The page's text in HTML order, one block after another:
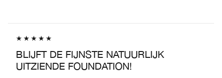
BLIJFT DE FIJNSTE NATUURLIJK
UITZIENDE FOUNDATION!